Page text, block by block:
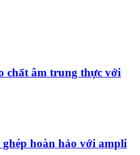
chất âm trung thực với
hoàn hảo với ampli